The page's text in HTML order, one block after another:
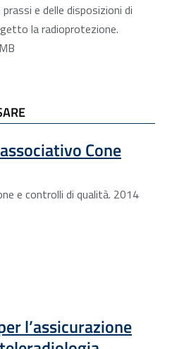
e delle disposizioni di
la radioprotezione.
Cone
una nuova finestra
e controlli di qualità. 2014
una nuova finestra
l’assicurazione
una nuova finestra